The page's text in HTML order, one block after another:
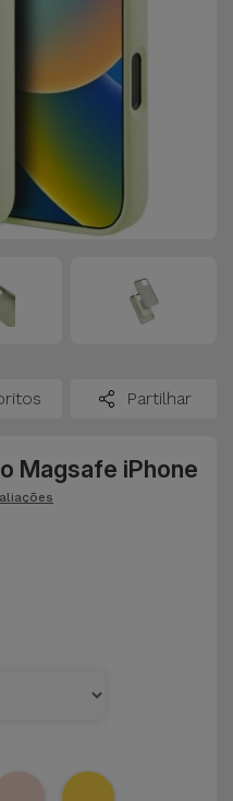
Partilhar
Magsafe iPhone